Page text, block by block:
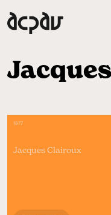
1977
Jacques Clairoux